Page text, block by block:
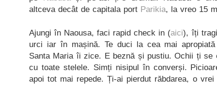
altceva decât de capitala port Parikia, la vreo 15
Ajungi în Naousa, faci rapid check in (aici), îți
urci iar în mașină. Te duci la cea mai
Santa Maria îi zice. E beznă și pustiu. Ochii ți se
cu toate stelele. Simți nisipul în converși.
apoi tot mai repede. Ți-ai pierdut răbdarea, o